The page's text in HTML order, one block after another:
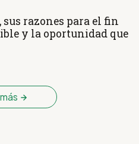
razones para el fin
y la oportunidad que